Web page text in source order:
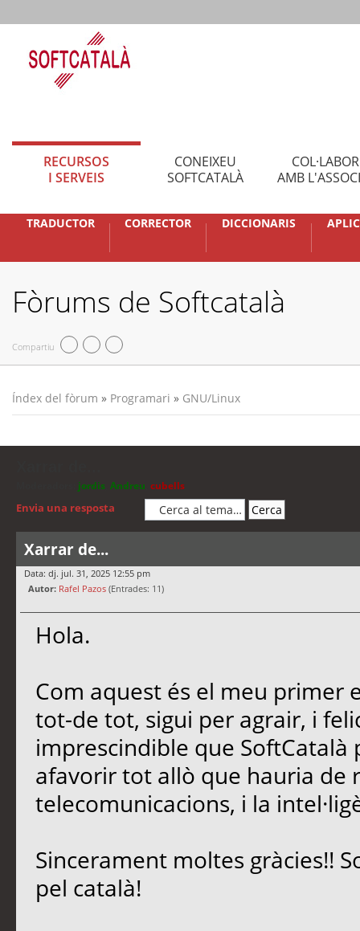
RECURSOS
I SERVEIS
CONEIXEU
SOFTCATALÀ
AMB
TRADUCTOR CORRECTOR DICCIONARIS
Fòrums de Softcatalà
Compartiu
Índex del fòrum » Programari » GNU/Linux
jordis Andreu cubells
Envia una resposta
Xarrar de...
Data: dj. jul. 31, 2025 12:55 pm
Autor: Rafel Pazos (Entrades: 11)
Hola.
Com aquest és el meu primer
tot-de tot, sigui per agrair, i
imprescindible que SoftCatalà
afavorir tot allò que hauria de
telecomunicacions, i la
Sincerament moltes gràcies!!
pel català!